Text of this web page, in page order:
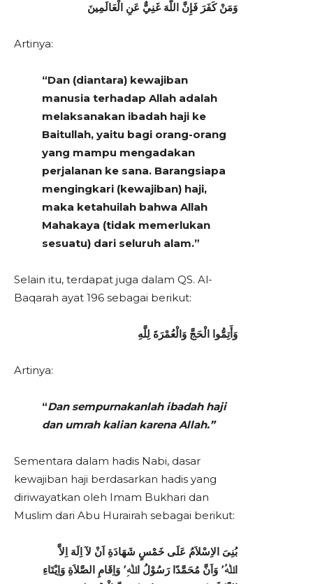
وَمَنْ كَفَرَ فَإِنَّ اللَّهَ غَنِيٌّ عَنِ الْعَالَمِينَ
Artinya:
“Dan (diantara) kewajiban
manusia terhadap Allah adalah
melaksanakan ibadah haji ke
Baitullah, yaitu bagi orang-orang
yang mampu mengadakan
perjalanan ke sana. Barangsiapa
mengingkari (kewajiban) haji,
maka ketahuilah bahwa Allah
Mahakaya (tidak memerlukan
sesuatu) dari seluruh alam.”
Selain itu, terdapat juga dalam QS. Al-
Baqarah ayat 196 sebagai berikut:
وَأَتِمُّوا الْحَجَّ وَالْعُمْرَةَ لِلَّهِ
Artinya:
“Dan sempurnakanlah ibadah haji
dan umrah kalian karena Allah.”
Sementara dalam hadis Nabi, dasar
kewajiban haji berdasarkan hadis yang
diriwayatkan oleh Imam Bukhari dan
Muslim dari Abu Hurairah sebagai berikut:
بُنِىَ الاِسْلاَمُ عَلَى خَمْسٍ شَهَادَةِ اَنْ لآ اِلَهَ اِلاَّ
اﷲُ٬ وَاَنَّ مُحَمَّدًا رَسُوْلُ اﷲِ٬ وَاِقَامِ الصَّلاَةِ وَاِيْتَاءِ